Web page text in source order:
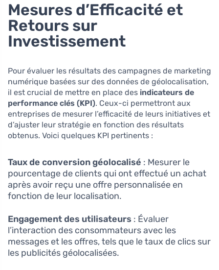
Mesures d’Efficacité et
Retours sur
Investissement
Pour évaluer les résultats des campagnes de marketing
numérique basées sur des données de géolocalisation,
il est crucial de mettre en place des indicateurs de
performance clés (KPI). Ceux-ci permettront aux
entreprises de mesurer l’efficacité de leurs initiatives et
d’ajuster leur stratégie en fonction des résultats
obtenus. Voici quelques KPI pertinents :
Taux de conversion géolocalisé : Mesurer le
pourcentage de clients qui ont effectué un achat
après avoir reçu une offre personnalisée en
fonction de leur localisation.
Engagement des utilisateurs : Évaluer
l’interaction des consommateurs avec les
messages et les offres, tels que le taux de clics sur
les publicités géolocalisées.